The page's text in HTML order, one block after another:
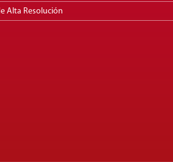
Alta Resolución